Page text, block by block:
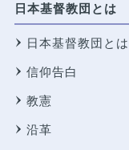
日本基督教団とは
日本基督教団とは
信仰告白
教憲
沿革